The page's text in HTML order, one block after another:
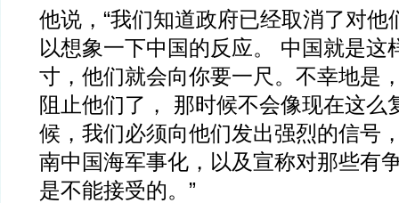
他说，“我们知道政府已经取消了对他
以想象一下中国的反应。 中国就是这
寸，他们就会向你要一尺。不幸地是
阻止他们了， 那时候不会像现在这么
候，我们必须向他们发出强烈的信号
南中国海军事化，以及宣称对那些有
是不能接受的。”